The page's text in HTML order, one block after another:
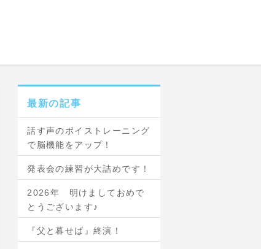
最新の記事
話す声のボイストレーニング
で脳機能をアップ！
発表会の練習が大詰めです！
2026年 明けましておめで
とうございます♪
『父と暮せば』終演！